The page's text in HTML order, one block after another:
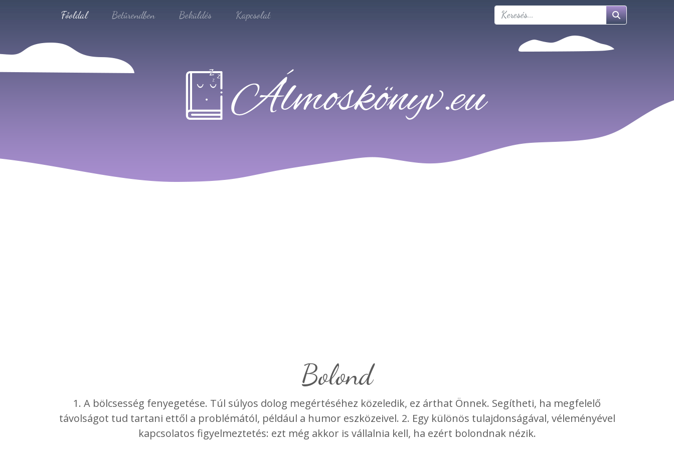
Főoldal Betűrendben Beküldés Kapcsolat
Bolond
1. A bölcsesség fenyegetése. Túl súlyos dolog megértéséhez közeledik, ez árthat Önnek. Segítheti, ha megfelelő
távolságot tud tartani ettől a problémától, például a humor eszközeivel. 2. Egy különös tulajdonságával, véleményével
kapcsolatos figyelmeztetés: ezt még akkor is vállalnia kell, ha ezért bolondnak nézik.